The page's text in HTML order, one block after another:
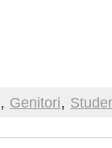
, Genitori,